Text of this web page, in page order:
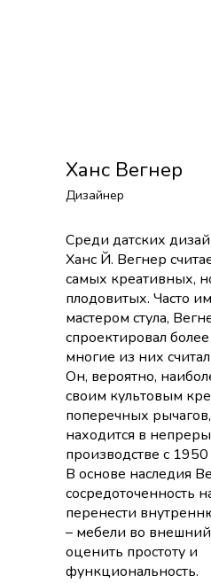
Ханс Вегнер
Среди датских
Ханс Й. Вегнер
самых креативных,
плодовитых. Часто
мастером стула,
спроектировал
многие из них
Он, вероятно,
своим культовым
поперечных
находится в
производстве с 1950
В основе наследия
сосредоточенность
перенести
– мебели во
оценить простоту и
функциональность.
Дизайнер